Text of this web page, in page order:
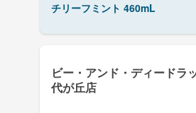
チリーフミント 460mL
ビー・アンド・ディードラ
代が丘店